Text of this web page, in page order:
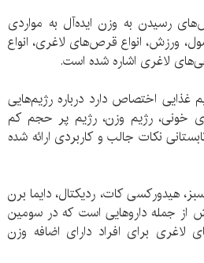
رسیدن به وزن ایده‌آل به مواردی
ورزش، انواع قرص‌های لاغری، انواع
لاغری اشاره شده است.
غذایی اختصاص دارد درباره رژیم‌هایی
خونی، رژیم وزن، رژیم پر حجم کم
نکات جالب و کاربردی ارائه شده
هیدورکسی کات، ردیکتال، دایما برن
از جمله داروهایی است که در سومین
لاغری برای افراد دارای اضافه وزن